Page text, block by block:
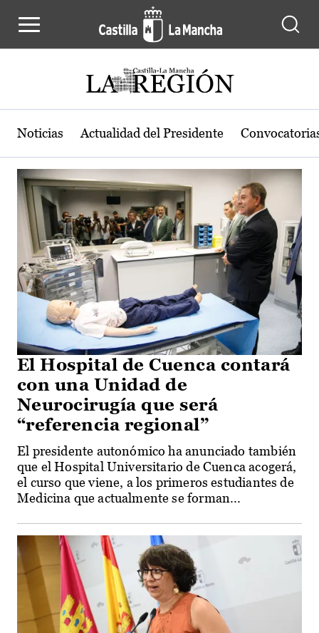
Actualidad de la región de Castilla-
Noticias Actualidad del Presidente
El Hospital de Cuenca contará
con una Unidad de
Neurocirugía que será
“referencia regional”
El presidente autonómico ha anunciado también
que el Hospital Universitario de Cuenca acogerá,
el curso que viene, a los primeros estudiantes de
Medicina que actualmente se forman...